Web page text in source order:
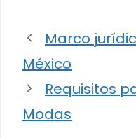
Marco
México
Requisitos
Modas